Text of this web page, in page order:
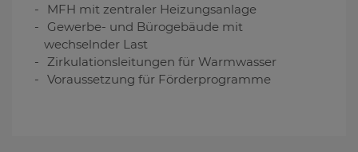
MFH mit zentraler Heizungsanlage
Gewerbe- und Bürogebäude mit
wechselnder Last
Zirkulationsleitungen für Warmwasser
Voraussetzung für Förderprogramme